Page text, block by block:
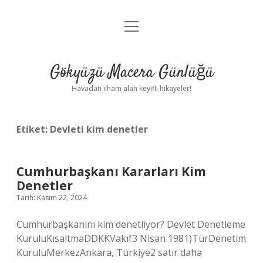
Anasayfa
Yasal Uyarı
menüyü
Gökyüzü Macera Günlüğü
Havadan ilham alan keyifli hikayeler!
Etiket: Devleti kim denetler
Cumhurbaşkanı Kararları Kim
Denetler
Tarih: Kasım 22, 2024
Cumhurbaşkanını kim denetliyor? Devlet Denetleme
KuruluKısaltmaDDKKVakıf3 Nisan 1981)TürDenetim
KuruluMerkezAnkara, Türkiye2 satır daha